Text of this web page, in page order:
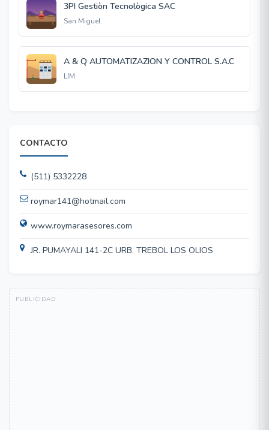
3PI Gestiòn Tecnològica SAC
San Miguel
A & Q AUTOMATIZAZION Y CONTROL S.A.C
LIM
CONTACTO
(511) 5332228
roymar141@hotmail.com
www.roymarasesores.com
JR. PUMAYALI 141-2C URB. TREBOL LOS OLIOS